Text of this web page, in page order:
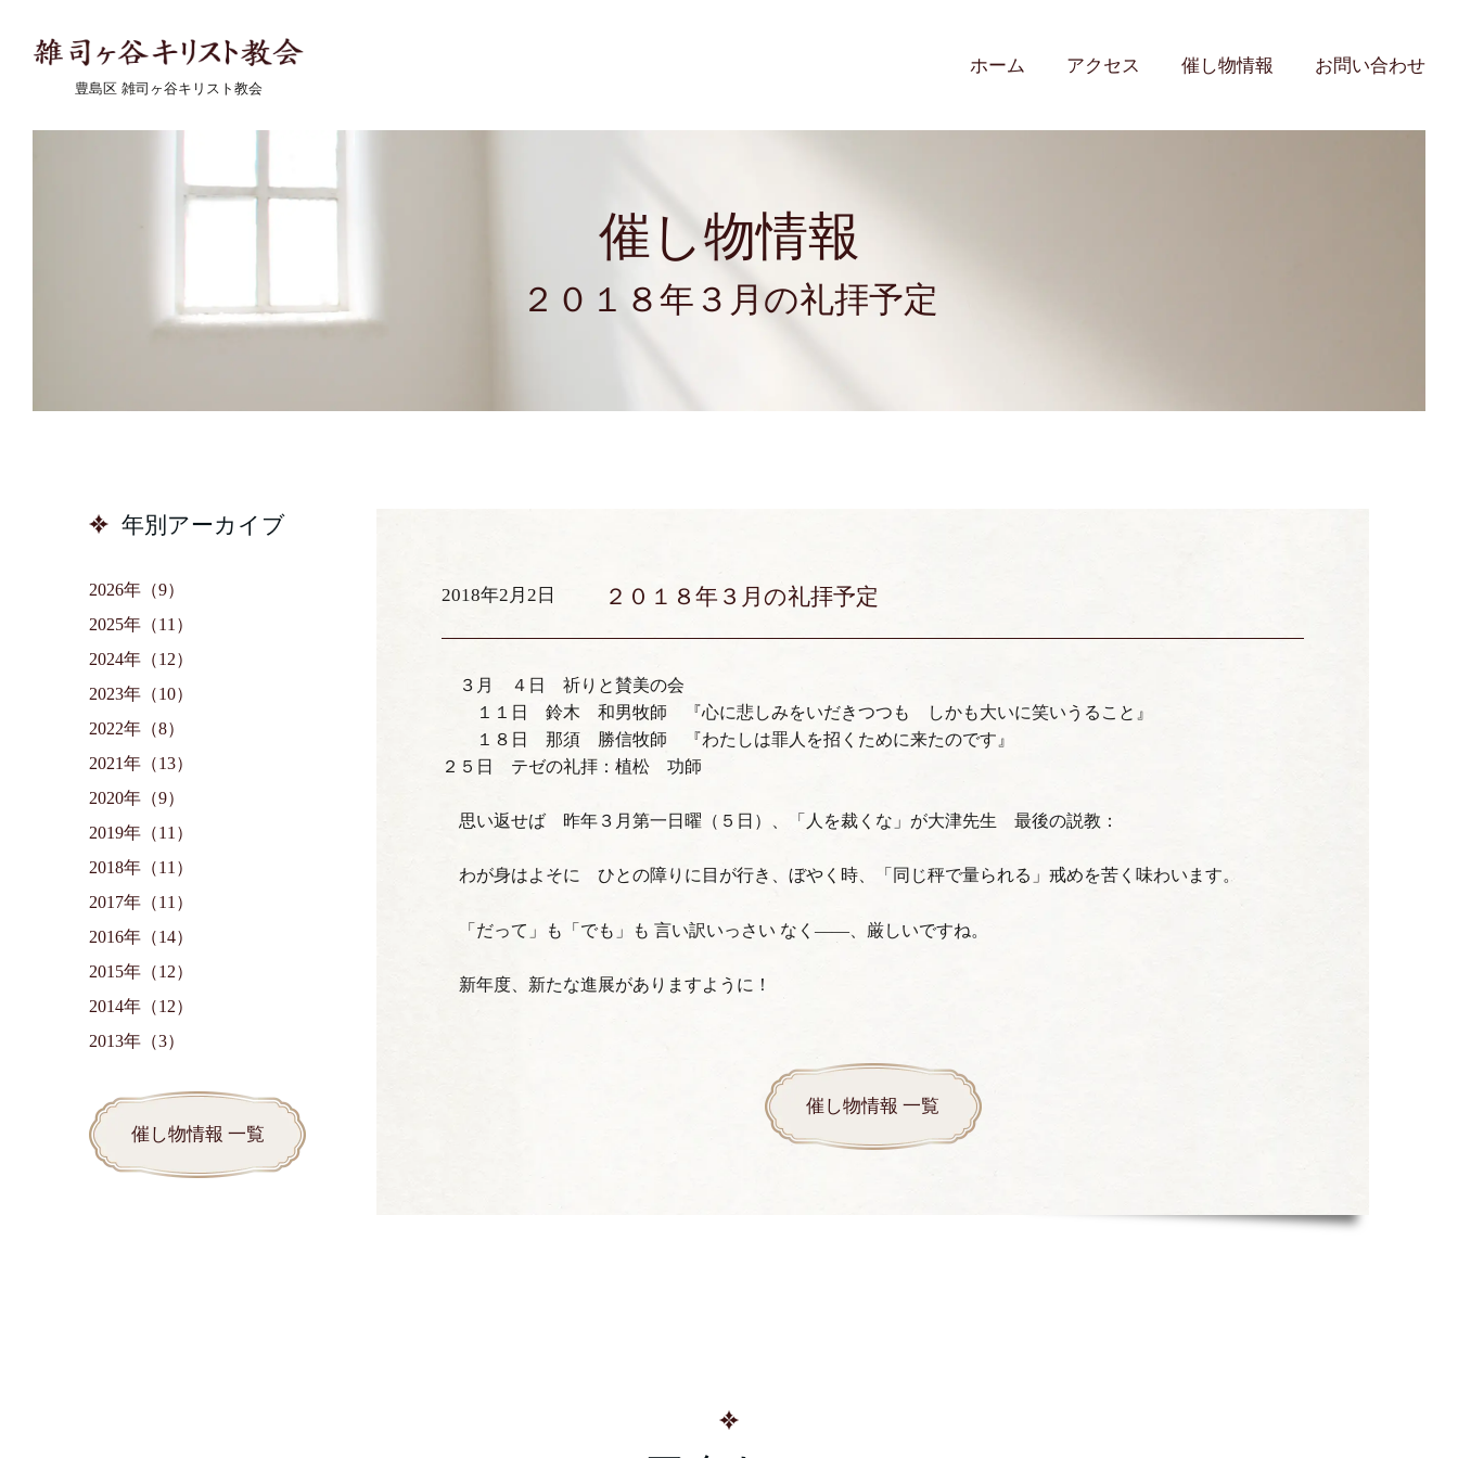
豊島区 雑司ヶ谷キリスト教会
ホーム アクセス 催し物情報 お問い合わせ
催し物情報
２０１８年３月の礼拝予定
年別アーカイブ
2026年（9）
2025年（11）
2024年（12）
2023年（10）
2022年（8）
2021年（13）
2020年（9）
2019年（11）
2018年（11）
2017年（11）
2016年（14）
2015年（12）
2014年（12）
2013年（3）
催し物情報 一覧
2018年2月2日 ２０１８年３月の礼拝予定
３月 ４日 祈りと賛美の会
１１日 鈴木 和男牧師 『心に悲しみをいだきつつも しかも大いに笑いうること』
１８日 那須 勝信牧師 『わたしは罪人を招くために来たのです』
２５日 テゼの礼拝：植松 功師
思い返せば 昨年３月第一日曜（５日）、「人を裁くな」が大津先生 最後の説教：
わが身はよそに ひとの障りに目が行き、ぼやく時、「同じ秤で量られる」戒めを苦く味わいます。
「だって」も「でも」も 言い訳いっさい なく——、厳しいですね。
新年度、新たな進展がありますように！
催し物情報 一覧